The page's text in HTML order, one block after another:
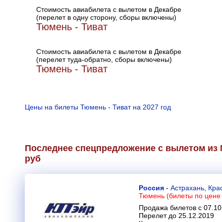
Стоимость авиабилета с вылетом в Декабре
(перелет в одну сторону, сборы включены)
Тюмень - Тиват
Стоимость авиабилета с вылетом в Декабре
(перелет туда-обратно, сборы включены)
Тюмень - Тиват
Цены на билеты Тюмень - Тиват на 2027 год
Последнее спецпредложение с вылетом
руб
Россия - Астрахань
Тюмень (билеты по цене
Продажа билетов с
Перелет до 25.12.2019